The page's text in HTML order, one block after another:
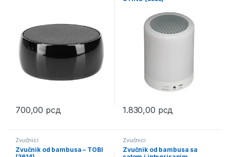
700,00 рсд 1.830,00 рсд
Zvučnici
Zvučnik od bambusa – TOBI
Zvučnici
Zvučnik od bambusa sa